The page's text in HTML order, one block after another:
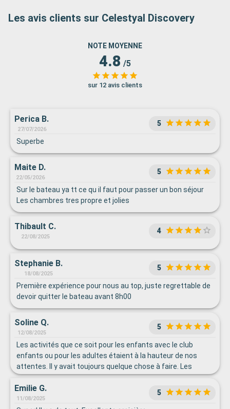
Les avis clients sur Celestyal Discovery
NOTE MOYENNE
4.8 /5
sur 12 avis clients
Perica B.
27/07/2026
5
Superbe
Maite D.
22/05/2026
5
Sur le bateau ya tt ce qu il faut pour passer un bon séjour
Les chambres tres propre et jolies
Thibault C.
22/08/2025
4
Stephanie B.
18/08/2025
5
Première expérience pour nous au top, juste regrettable de
devoir quitter le bateau avant 8h00
Soline Q.
12/08/2025
5
Les activités que ce soit pour les enfants avec le club
enfants ou pour les adultes étaient à la hauteur de nos
attentes. Il y avait toujours quelque chose à faire. Les
spectacles du soir étaient grandioses, magnifiques.
Emilie G.
11/08/2025
5